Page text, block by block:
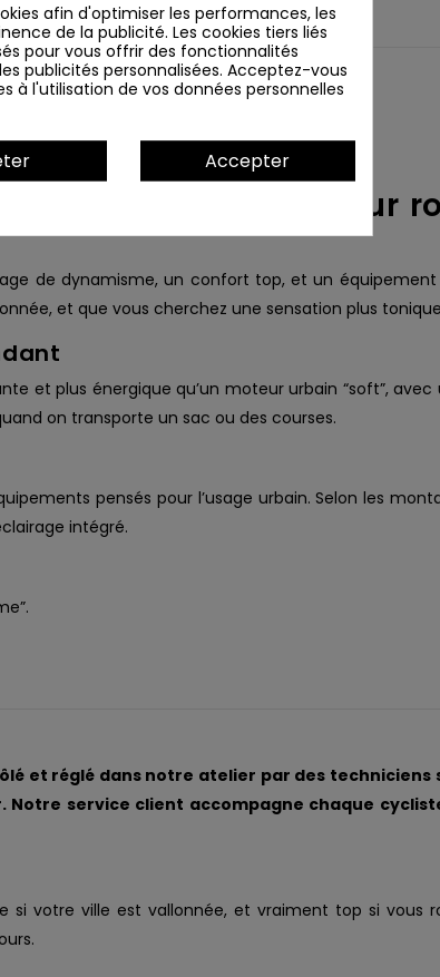
urbain premium pour
de dynamisme, un confort top, et un
et que vous cherchez une sensation plus
et plus énergique qu’un moteur urbain “soft”, avec
on transporte un sac ou des courses.
pensés pour l’usage urbain. Selon les
intégré.
et réglé dans notre atelier par des techniciens
service client accompagne chaque
si votre ville est vallonnée, et vraiment top si vous
afin d'optimiser les performances, les
de la publicité. Les cookies tiers liés
pour vous offrir des fonctionnalités
publicités personnalisées. Acceptez-vous
à l'utilisation de vos données personnelles
Accepter